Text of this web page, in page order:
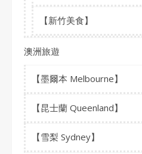
【新竹美食】
澳洲旅遊
【墨爾本 Melbourne】
【昆士蘭 Queenland】
【雪梨 Sydney】